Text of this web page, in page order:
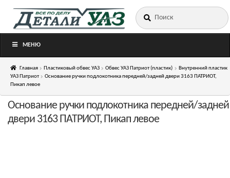
Перейти
Перейти
Искать:
МЕНЮ
Главная Пластиковый обвес УАЗ Обвес УАЗ Патриот (пластик)
Внутренний пластик
УАЗ Патриот
Основание ручки подлокотника передней/задней двери 3163 ПАТРИОТ,
Пикап левое
Основание ручки подлокотника передней/задней
двери 3163 ПАТРИОТ, Пикап левое